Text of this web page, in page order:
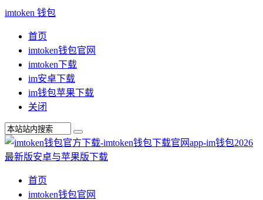
imtoken 钱包
首页
imtoken钱包官网
imtoken下载
im安卓下载
im钱包苹果下载
关闭
首页
imtoken钱包官网